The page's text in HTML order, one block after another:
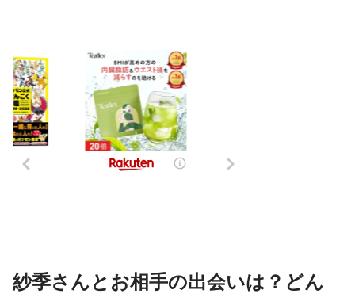
紗季さんとお相手の出会いは？どん